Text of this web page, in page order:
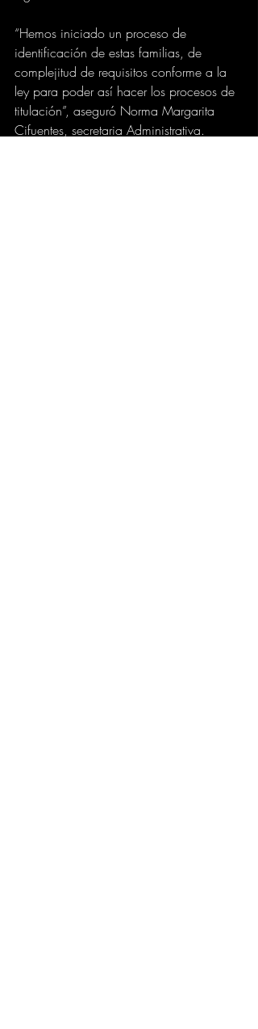
“Hemos iniciado un proceso de
identificación de estas familias, de
complejitud de requisitos conforme a la
ley para poder así hacer los procesos de
titulación”, aseguró Norma Margarita
Cifuentes, secretaria Administrativa.